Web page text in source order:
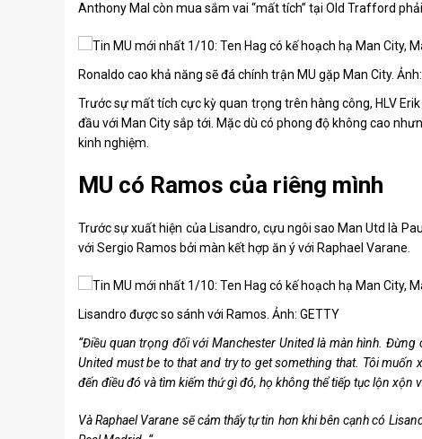
Anthony Mal còn mua sắm vai “mất tích” tại Old Trafford
Ronaldo cao khả năng sẽ đá chính trận MU gặp Man City.
Trước sự mất tích cực kỳ quan trọng trên hàng công, HLV
đầu với Man City sắp tới. Mặc dù có phong độ không cao
kinh nghiệm.
MU có Ramos của riêng mình
Trước sự xuất hiện của Lisandro, cựu ngôi sao Man Utd là
với Sergio Ramos bởi màn kết hợp ăn ý với Raphael Varane.
Lisandro được so sánh với Ramos. Ảnh: GETTY
“Điều quan trọng đối với Manchester United là màn hình.
United must be to that and try to get something that. Tôi muốn
đến điều đó và tìm kiếm thứ gì đó, họ không thể tiếp tục lộn xộn
Và Raphael Varane sẽ cảm thấy tự tin hơn khi bên cạnh có